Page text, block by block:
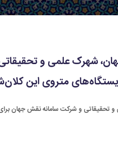
شهرک علمی و
ایستگاه‌های متروی این
و شرکت سامانه نقش جهان برای